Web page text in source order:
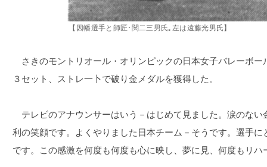
【因幡選手と師匠･関二三男氏｡左は遠藤光男氏】
さきのモントリオール・オリンピックの日本女子バレーボー
３セット、ストレ一卜で破り金メダルを獲得した。
テレビのアナウンサーはいう－はじめて見ました。涙のない
利の笑顔です。よくやりました日本チーム－そうです。選手
です。この感激を何度も何度も心に映し、夢に見、何度もリハ